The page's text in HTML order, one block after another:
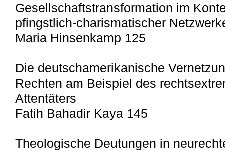
Gesellschaftstransformation im
pfingstlich-charismatischer
Maria Hinsenkamp 125
Die deutschamerikanische
Rechten am Beispiel des
Attentäters
Fatih Bahadir Kaya 145
Theologische Deutungen in